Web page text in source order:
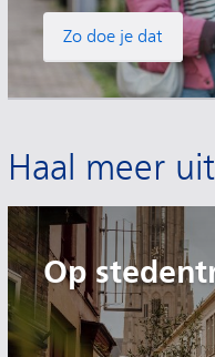
Zo doe je dat
Haal meer
Op